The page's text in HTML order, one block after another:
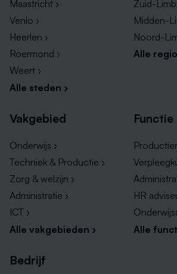
Maastricht ›
Venlo ›
Heerlen ›
Roermond ›
Weert ›
Alle steden ›
Zuid-
Midden-
Noord-
Alle
Vakgebied
Onderwijs ›
Techniek & Productie ›
Zorg & welzijn ›
Administratie ›
ICT ›
Alle vakgebieden ›
Functie
HR
Alle
Bedrijf